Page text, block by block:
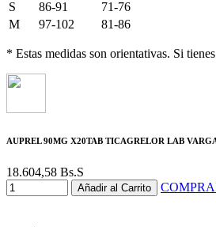
S 86-91
71-76
M
97-102 81-86
* Estas medidas son orientativas. Si
AUPREL 90MG X20TAB TICAGRELOR LAB
18.604,58 Bs.S
Añadir al Carrito